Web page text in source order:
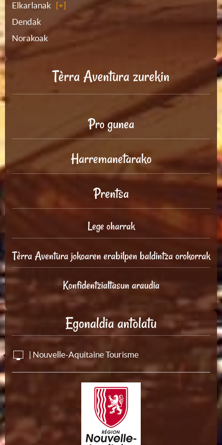
Elkarlanak
Dendak
Norakoak
Tèrra Aventura zurekin
Pro gunea
Harremanetarako
Prentsa
Lege oharrak
Tèrra Aventura jokoaren erabilpen baldintza orokorrak
Konfidentzialtasun araudia
Egonaldia antolatu
| Nouvelle-Aquitaine Tourisme